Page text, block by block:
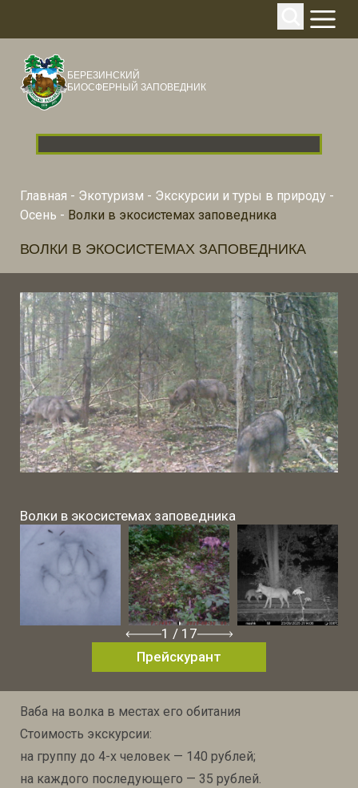
БЕРЕЗИНСКИЙ
БИОСФЕРНЫЙ ЗАПОВЕДНИК
Главная - Экотуризм - Экскурсии и туры в природу -
Осень - Волки в экосистемах заповедника
ВОЛКИ В ЭКОСИСТЕМАХ ЗАПОВЕДНИКА
Волки в экосистемах заповедника
Прейскурант
1 / 17
Ваба на волка в местах его обитания
Стоимость экскурсии:
на группу до 4-х человек — 140 рублей;
на каждого последующего — 35 рублей.